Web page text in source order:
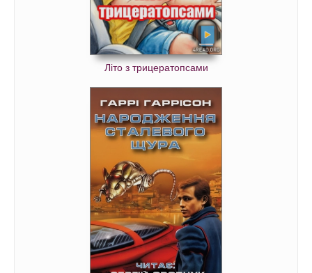
Літо з трицератопсами